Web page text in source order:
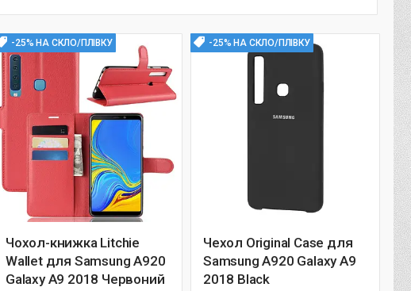
-25% НА СКЛО/ПЛІВКУ
Чохол-книжка Litchie
Wallet для Samsung A920
Galaxy A9 2018 Червоний
-25% НА СКЛО/ПЛІВКУ
Чехол Original Case для
Samsung A920 Galaxy A9
2018 Black